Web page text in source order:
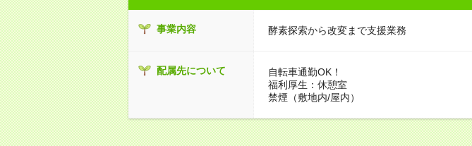
事業内容 酵素探索から改変まで支援業務
配属先について
自転車通勤OK！
福利厚生：休憩室
禁煙（敷地内/屋内）